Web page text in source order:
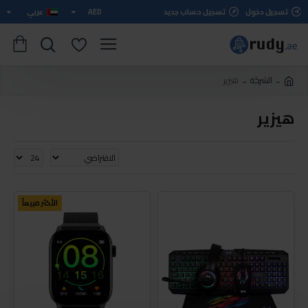
تسجيل دخول تسجيل حساب جديد AED عربي
الشركة هيزير
هيزير
الأكثر مبيعاً